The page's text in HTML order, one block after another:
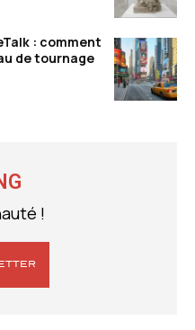
: comment
de tournage
!